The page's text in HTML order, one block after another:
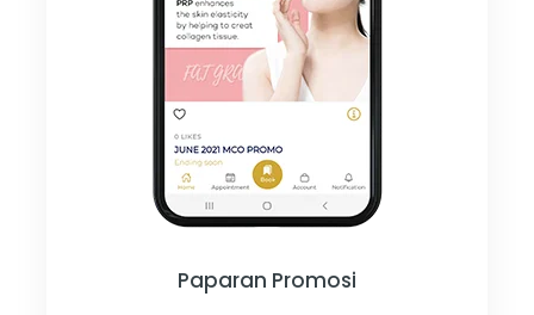
Paparan Promosi